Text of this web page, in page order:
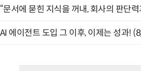
“문서에 묻힌 지식을 꺼내, 회사의 판단
AI 에이전트 도입 그 이후, 이제는 성과!